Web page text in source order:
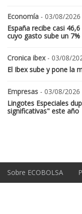
Economía - 03/08/2026
España recibe casi
cuyo gasto sube un 7%
Cronica ibex- 03/08/
El Ibex sube y pone la
Empresas - 03/08/2026
Lingotes Especiales
significativas" este año
Sobre ECOBOLSA